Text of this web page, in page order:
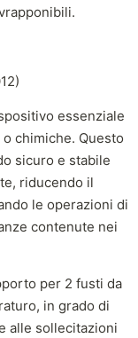
essenziale
chimiche. Questo
sicuro e stabile
riducendo il
le operazioni di
contenute nei
per 2 fusti da
in grado di
alle sollecitazioni